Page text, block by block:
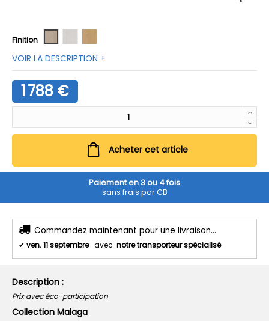
Finition
VOIR LA DESCRIPTION +
1 788 €
Acheter cet article
Paiement en 3 ou 4 fois
sans frais par CB
Commandez maintenant pour une livraison...
✔ ven. 11 septembre avec notre transporteur spécialisé
Description :
Prix avec éco-participation
Collection Malaga